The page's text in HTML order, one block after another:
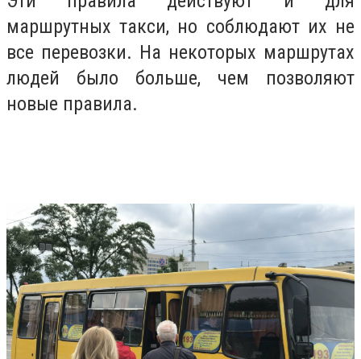
маршрутных такси, но соблюдают их не
все перевозки. На некоторых маршрутах
людей было больше, чем позволяют
новые правила.